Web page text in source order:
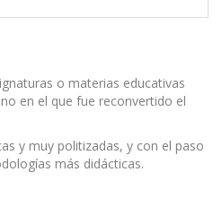
o materias educativas
en el que fue reconvertido el
y muy politizadas, y con el paso
más didácticas.